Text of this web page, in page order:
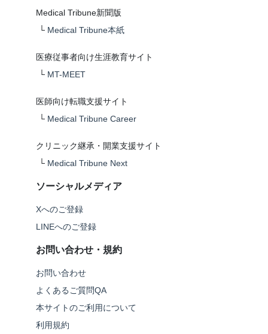
Medical Tribune新聞版
└ Medical Tribune本紙
医療従事者向け生涯教育サイト
└ MT-MEET
医師向け転職支援サイト
└ Medical Tribune Career
クリニック継承・開業支援サイト
└ Medical Tribune Next
ソーシャルメディア
Xへのご登録
LINEへのご登録
お問い合わせ・規約
お問い合わせ
よくあるご質問QA
本サイトのご利用について
利用規約